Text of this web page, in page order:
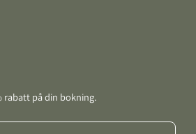
rabatt på din bokning.